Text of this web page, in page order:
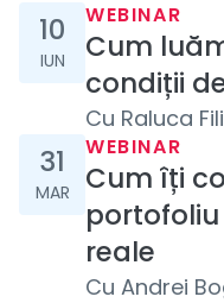
10 iunie 2026
10
IUN
WEBINAR
Cum
condiții
Cu Raluca
31 martie 2026
31
MAR
WEBINAR
Cum îți
reale
Cu Andrei